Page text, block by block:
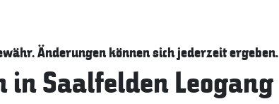
Änderungen können sich jederzeit ergeben.
Saalfelden Leogang